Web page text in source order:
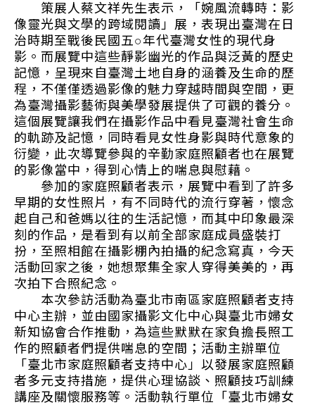
策展人蔡文祥先生表示，「婉風流轉時：影
像靈光與文學的跨域閱讀」展，表現出臺灣在日
治時期至戰後民國五○年代臺灣女性的現代身
影。而展覽中這些靜影幽光的作品與泛黃的歷史
記憶，呈現來自臺灣土地自身的涵養及生命的歷
程，不僅僅透過影像的魅力穿越時間與空間，更
為臺灣攝影藝術與美學發展提供了可觀的養分。
這個展覽讓我們在攝影作品中看見臺灣社會生命
的軌跡及記憶，同時看見女性身影與時代意象的
衍變，此次導覽參與的辛勤家庭照顧者也在展覽
的影像當中，得到心情上的喘息與慰藉。
參加的家庭照顧者表示，展覽中看到了許多
早期的女性照片，有不同時代的流行穿著，懷念
起自己和爸媽以往的生活記憶，而其中印象最深
刻的作品，是看到有以前全部家庭成員盛裝打
扮，至照相館在攝影棚內拍攝的紀念寫真，今天
活動回家之後，她想聚集全家人穿得美美的，再
次拍下合照紀念。
本次參訪活動為臺北市南區家庭照顧者支持
中心主辦，並由國家攝影文化中心與臺北市婦女
新知協會合作推動，為這些默默在家負擔長照工
作的照顧者們提供喘息的空間；活動主辦單位
「臺北市家庭照顧者支持中心」以發展家庭照顧
者多元支持措施，提供心理協談、照顧技巧訓練
講座及關懷服務等。活動執行單位「臺北市婦女